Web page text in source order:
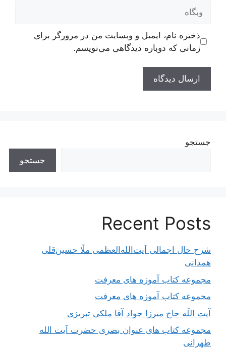
وبگاه
ذخیره نام، ایمیل و وبسایت من در مرورگر برای
زمانی که دوباره دیدگاهی می‌نویسم.
جستجو
جستجو
Recent Posts
شرح حال اجمالی آیت‌الله‌العظمی ملّا حسین‌قلی
همدانی
مجموعه کتاب آموزه های معرفت
مجموعه کتاب آموزه های معرفت
آیت اللَه حاج میرزا جواد آقا ملکی تبریزی
مجموعه کتاب های عنوان بصری حضرت آیت الله
طهرانی